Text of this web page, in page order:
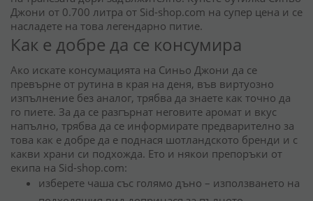
Джони от 0.700 литра от Sid-shop.com на супер цена и се
насладете на това легендарно питие.
Как е добре да се консумира
Ако искате консумацията на Синьо Джони да се
превърне от рутина в края на деня, във виртуозно
изпълнение без аналог, трябва да знаете как точно да
го пиете. За да се разгърнат неговите аромат и вкус
напълно, трябва да се информирате предварително за
това как е добре да е поднася шотландското бренди и с
какви храни си подхожда. Ето и някои препоръки от
екипа на Sid-shop.com:
изберете чаша със голямо дъно – използването на